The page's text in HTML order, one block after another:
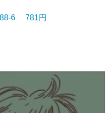
6 781円